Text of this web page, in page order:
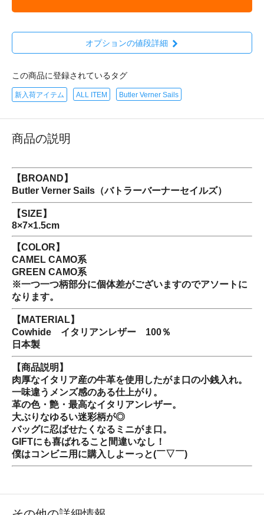
オプションの値段詳細
この商品に登録されているタグ
新入荷アイテム ALL ITEM Butler Verner Sails
商品の説明
【BROAND】
Butler Verner Sails（バトラーバーナーセイルズ）
【SIZE】
8×7×1.5cm
【COLOR】
CAMEL CAMO系
GREEN CAMO系
※一つ一つ柄部分に個体差がございますのでアソートに
なります。
【MATERIAL】
Cowhide イタリアンレザー 100％
日本製
【商品説明】
肉厚なイタリア産の牛革を使用したがま口の小銭入れ。
一味違うメンズ感のある仕上がり。
革の色・艶・最高なイタリアンレザー。
大ぶりなゆるい迷彩柄が◎
バッグに忍ばせたくなるミニがま口。
GIFTにも喜ばれること間違いなし！
僕はコンビニ用に購入しよーっと(￣▽￣)